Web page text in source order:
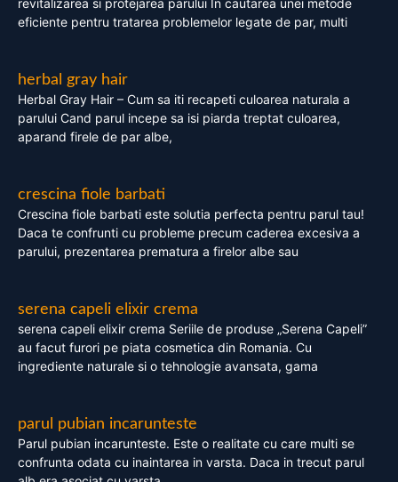
revitalizarea si protejarea parului In cautarea unei metode
eficiente pentru tratarea problemelor legate de par, multi
herbal gray hair
Herbal Gray Hair – Cum sa iti recapeti culoarea naturala a
parului Cand parul incepe sa isi piarda treptat culoarea,
aparand firele de par albe,
crescina fiole barbati
Crescina fiole barbati este solutia perfecta pentru parul tau!
Daca te confrunti cu probleme precum caderea excesiva a
parului, prezentarea prematura a firelor albe sau
serena capeli elixir crema
serena capeli elixir crema Seriile de produse „Serena Capeli”
au facut furori pe piata cosmetica din Romania. Cu
ingrediente naturale si o tehnologie avansata, gama
parul pubian incarunteste
Parul pubian incarunteste. Este o realitate cu care multi se
confrunta odata cu inaintarea in varsta. Daca in trecut parul